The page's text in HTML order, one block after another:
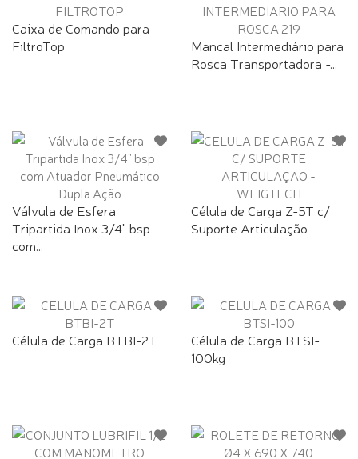
Caixa de Comando para
FiltroTop
Mancal Intermediário para
Rosca Transportadora -...
Válvula de Esfera
Tripartida Inox 3/4" bsp
com...
Célula de Carga Z-5T c/
Suporte Articulação
Célula de Carga BTBI-2T
Célula de Carga BTSI-
100kg